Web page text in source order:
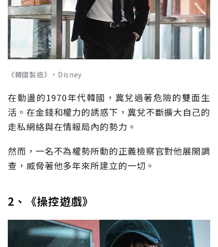
《韓國製造》。Disney
在動盪的1970年代韓國，冀兌過著危險的雙面生
活。在金錢和權力的誘惑下，冀兌不斷擴大自己的
走私網絡與在情報局內的勢力。
然而，一名不為權勢所動的正義檢察官對他展開調
查，威脅著他多年來所建立的一切。
2、《操控遊戲》